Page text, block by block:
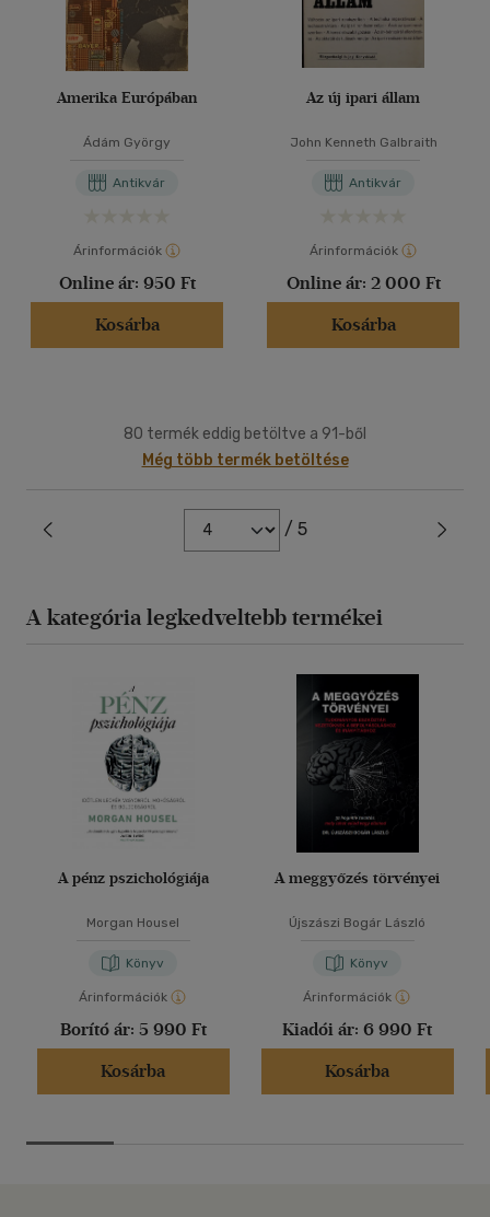
Amerika Európában
Ádám György
Antikvár
Árinformációk
Online ár: 950 Ft
Kosárba
Az új ipari állam
John Kenneth Galbraith
Antikvár
Árinformációk
Online ár: 2 000 Ft
Kosárba
80 termék eddig betöltve a 91-ből
Még több termék betöltése
/ 5
A kategória legkedveltebb termékei
A pénz pszichológiája
Morgan Housel
Könyv
Árinformációk
Borító ár: 5 990 Ft
Kosárba
A meggyőzés törvényei
Újszászi Bogár László
Könyv
Árinformációk
Kiadói ár: 6 990 Ft
Kosárba